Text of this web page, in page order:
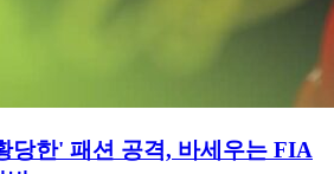
당한' 패션 공격, 바세우는 FIA